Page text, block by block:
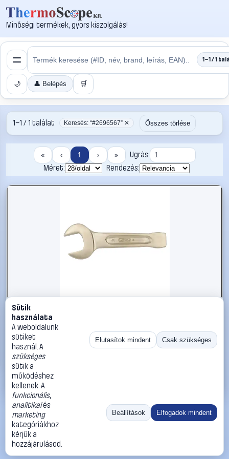
Minőségi termékek, gyors kiszolgálás!
1–1 / 1
🌙 👤 Belépés 🛒
1–1 / 1 találat Keresés: “#2696567” ✕ Összes törlése
« ‹ 1 › »
Ugrás:
Méret:
Rendezés:
#2696567
KS Tools 9637668 963.7668 Ütős csavarkulcs
Kulcsszélesség (metrikus) 145 mm
KS Tools Egyoldalas villáskulcsok
812 990 Ft
Kosárba
«
Ugrás:
Méret:
Rendezés:
©2026
ThermoScope
ÁSZF
Cégbemutató
Sütik
használata
A weboldalunk
sütiket
használ. A
szükséges
sütik a
működéshez
kellenek. A
funkcionális,
analitikaiés
marketing
kategóriákhoz
kérjük a
hozzájárulásod.
Elutasítok mindent Csak szükséges
Beállítások Elfogadok mindent